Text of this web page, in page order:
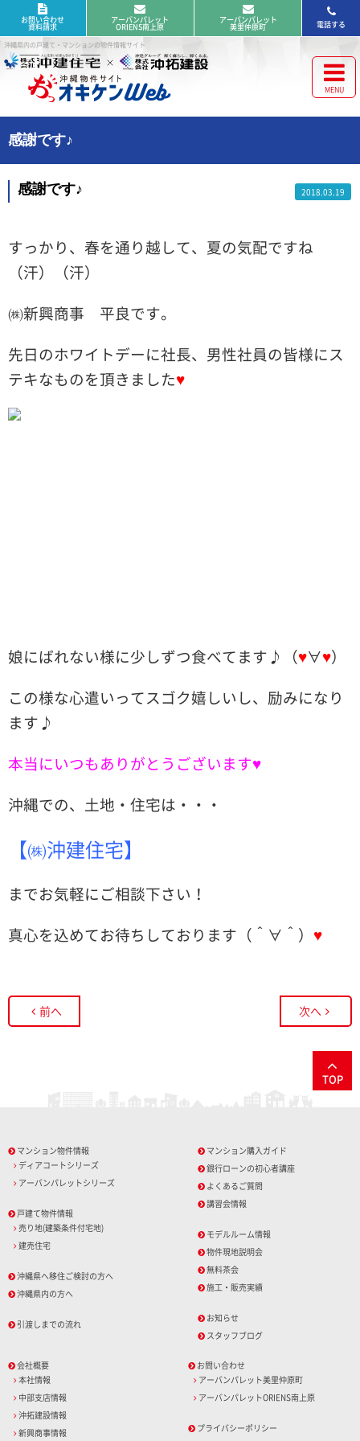
沖縄県内の戸建て・マンションの物件情報サイト
電話する
アーバンパレット
美里仲原町
アーバンパレット
ORIENS南上原
お問い合わせ
資料請求
感謝です♪
感謝です♪ 2018.03.19
すっかり、春を通り越して、夏の気配ですね
（汗）（汗）
㈱新興商事 平良です。
先日のホワイトデーに社長、男性社員の皆様にス
テキなものを頂きました♥
娘にばれない様に少しずつ食べてます♪（♥∀♥）
この様な心遣いってスゴク嬉しいし、励みになり
ます♪
本当にいつもありがとうございます♥
沖縄での、土地・住宅は・・・
【㈱沖建住宅】
までお気軽にご相談下さい！
真心を込めてお待ちしております（＾∀＾） ♥
次へ
前へ
TOP
マンション物件情報
ディアコートシリーズ
アーバンパレットシリーズ
戸建て物件情報
売り地(建築条件付宅地)
建売住宅
沖縄県へ移住ご検討の方へ
沖縄県内の方へ
引渡しまでの流れ
マンション購入ガイド
銀行ローンの初心者講座
よくあるご質問
講習会情報
モデルルーム情報
物件現地説明会
無料茶会
施工・販売実績
お知らせ
スタッフブログ
会社概要
本社情報
中部支店情報
沖拓建設情報
新興商事情報
お問い合わせ
アーバンパレット美里仲原町
アーバンパレットORIENS南上原
プライバシーポリシー